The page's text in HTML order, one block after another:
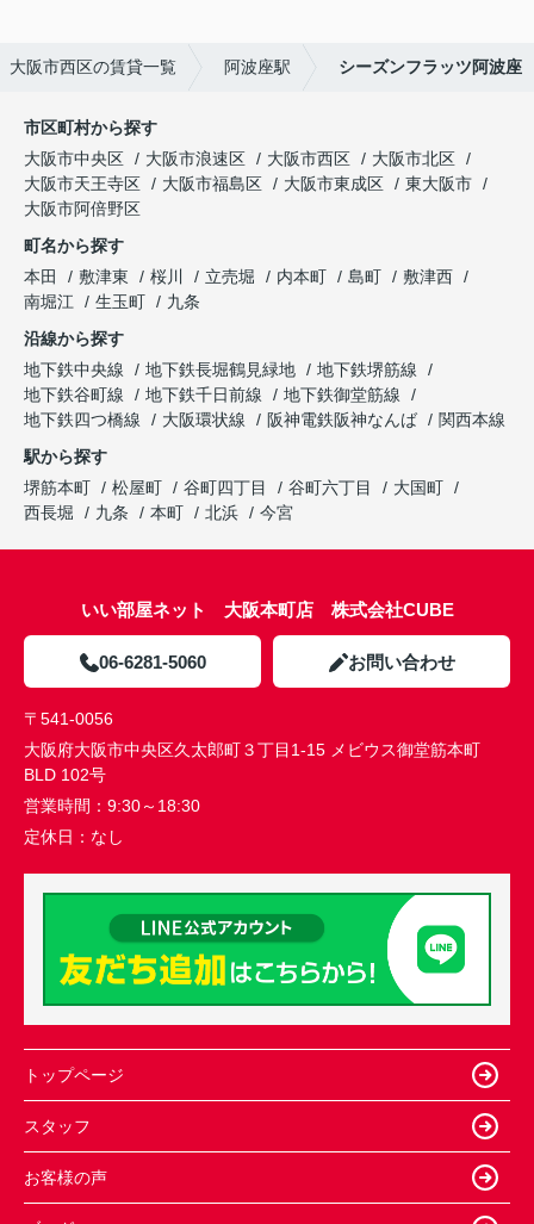
大阪市西区の賃貸一覧 阿波座駅 シーズンフラッツ阿波座
市区町村から探す
大阪市中央区
大阪市浪速区 大阪市西区
大阪市北区
大阪市天王寺区
大阪市福島区 大阪市東成区
東大阪市
大阪市阿倍野区
町名から探す
本田
敷津東 桜川 立売堀 内本町 島町
敷津西
南堀江
生玉町
九条
沿線から探す
地下鉄中央線
地下鉄長堀鶴見緑地
地下鉄堺筋線
地下鉄谷町線
地下鉄千日前線
地下鉄御堂筋線
地下鉄四つ橋線
大阪環状線 阪神電鉄阪神なんば
関西本線
駅から探す
堺筋本町
松屋町 谷町四丁目 谷町六丁目
大国町
西長堀
九条 本町 北浜 今宮
いい部屋ネット 大阪本町店 株式会社CUBE
06-6281-5060 お問い合わせ
〒541-0056
大阪府大阪市中央区久太郎町３丁目1-15 メビウス御堂筋本町
BLD 102号
営業時間： 9:30～18:30
定休日： なし
トップページ
スタッフ
お客様の声